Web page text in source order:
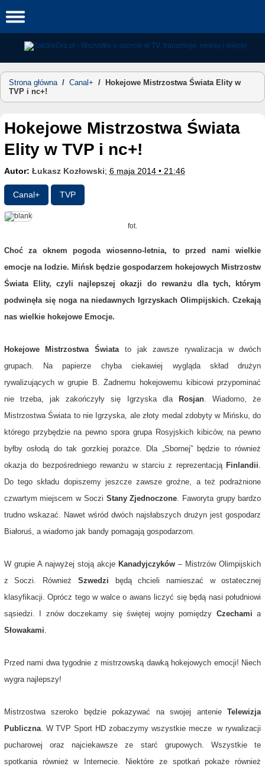
to
Strona główna/ Canal+ /
Hokejowe Mistrzostwa Świata Elity w
TVP i nc+!
Hokejowe Mistrzostwa Świata
Elity w TVP i nc+!
Autor: Łukasz Kozłowski; 6 maja 2014 • 21:46
Canal+ TVP
fot.
Choć za oknem pogoda wiosenno-letnia, to przed nami wielkie
emocje na lodzie. Mińsk będzie gospodarzem hokejowych Mistrzostw
Świata Elity, czyli najlepszej okazji do rewanżu dla tych, którym
podwinęła się noga na niedawnych Igrzyskach Olimpijskich. Czekają
nas wielkie hokejowe Emocje.
Hokejowe Mistrzostwa Światato jak zawsze rywalizacja w dwóch
grupach. Na papierze chyba ciekawiej wygląda skład drużyn
rywalizujących w grupie B. Żadnemu hokejowemu kibicowi przypominać
nie trzeba, jak zakończyły się Igrzyska dla
Rosjan. Wiadomo, że
Mistrzostwa Świata to nie Igrzyska, ale złoty medal zdobyty w Mińsku, do
którego przybędzie na pewno spora grupa Rosyjskich kibiców, na pewno
byłby osłodą do tak gorzkiej porażce. Dla „Sbornej” będzie to również
okazja do bezpośredniego rewanżu w starciu z reprezentacją Finlandii.
Do tego składu dopiszemy jeszcze zawsze groźne, a też podrażnione
czwartym miejscem w Soczi Stany Zjednoczone. Faworyta grupy bardzo
trudno wskazać. Nawet wśród dwóch najsłabszych drużyn jest gospodarz
Białoruś, a wiadomo jak bandy pomagają gospodarzom.
W grupie A najwyżej stoją akcje Kanadyjczyków – Mistrzów Olimpijskich
z Soczi. Również Szwedzi będą chcieli namieszać w ostatecznej
klasyfikacji. Oprócz tego w walce o awans liczyć się będą nasi południowi
sąsiedzi. I znów doczekamy się świętej wojny pomiędzy Czechami a
Słowakami.
Przed nami dwa tygodnie z mistrzowską dawką hokejowych emocji! Niech
wygra najlepszy!
Mistrzostwa szeroko będzie pokazywać na swojej antenieTelewizja
Publiczna. W TVP Sport HD zobaczymy wszystkie mecze w rywalizacji
pucharowej oraz najciekawsze ze starć grupowych. Wszystkie te
spotkania również w Internecie. Niektóre ze spotkań pokaże również